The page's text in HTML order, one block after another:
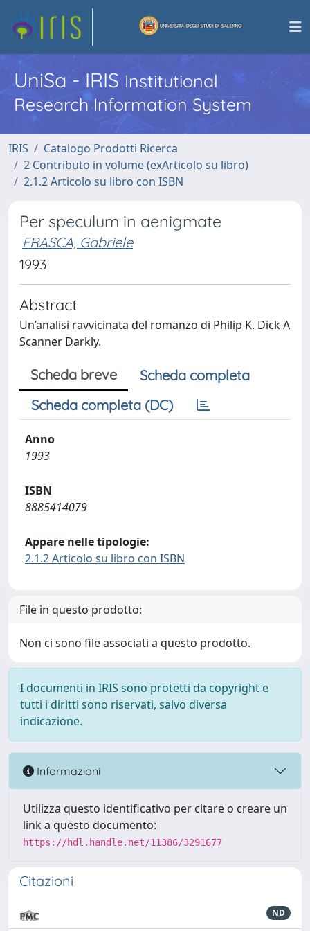
UniSa - IRISInstitutional
Research Information System
IRIS
Catalogo Prodotti Ricerca
2 Contributo in volume (exArticolo su libro)
2.1.2 Articolo su libro con ISBN
Per speculum in aenigmate
FRASCA, Gabriele
1993
Abstract
Un’analisi ravvicinata del romanzo di Philip K. Dick A
Scanner Darkly.
Scheda breve
Scheda completa
Scheda completa (DC)
Anno
1993
ISBN
8885414079
Appare nelle tipologie:
2.1.2 Articolo su libro con ISBN
File in questo prodotto:
Non ci sono file associati a questo prodotto.
I documenti in IRIS sono protetti da copyright e
tutti i diritti sono riservati, salvo diversa
indicazione.
Informazioni
Utilizza questo identificativo per citare o creare un
link a questo documento:
https://hdl.handle.net/11386/3291677
Citazioni
ND